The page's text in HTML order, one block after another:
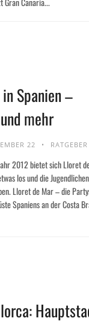
Spanien –
mehr
22 RATGEBER
2012 bietet sich Lloret
los und die
Lloret de Mar – die
Spaniens an der Costa